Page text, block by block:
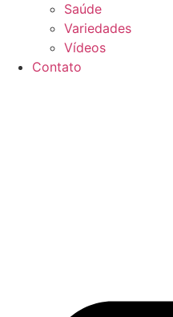
Saúde
Variedades
Vídeos
Contato